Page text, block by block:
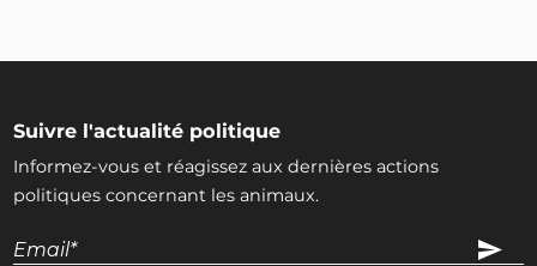
Suivre l'actualité politique
Informez-vous et réagissez aux dernières actions
politiques concernant les animaux.